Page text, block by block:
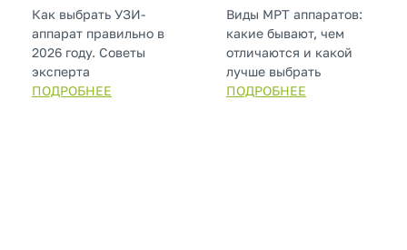
Как выбрать УЗИ-
аппарат правильно в
2026 году. Советы
эксперта
ПОДРОБНЕЕ
Виды МРТ аппаратов:
какие бывают, чем
отличаются и какой
лучше выбрать
ПОДРОБНЕЕ